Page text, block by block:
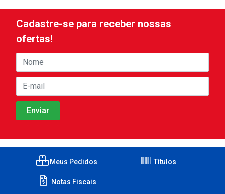
Cadastre-se para receber nossas
ofertas!
Meus Pedidos Títulos
Notas Fiscais